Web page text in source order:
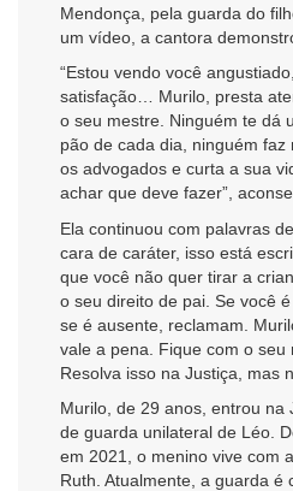
Mendonça, pela guarda do
um vídeo, a cantora
“Estou vendo você
satisfação… Murilo, presta
o seu mestre. Ninguém te dá
pão de cada dia, ninguém faz
os advogados e curta a sua
achar que deve fazer”,
Ela continuou com palavras
cara de caráter, isso está
que você não quer tirar a
o seu direito de pai. Se você
se é ausente, reclamam.
vale a pena. Fique com o seu
Resolva isso na Justiça, mas
Murilo, de 29 anos, entrou na
de guarda unilateral de Léo.
em 2021, o menino vive com
Ruth. Atualmente, a guarda é